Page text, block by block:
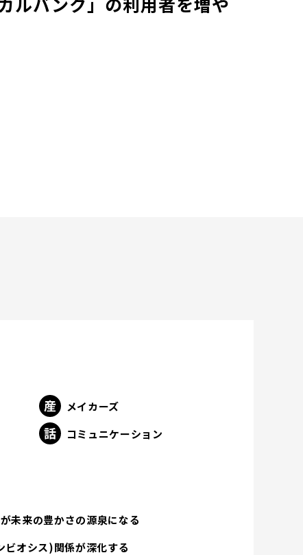
メイカーズ
コミュニケーション
未来の豊かさの源泉になる
ビオシス)関係が深化する